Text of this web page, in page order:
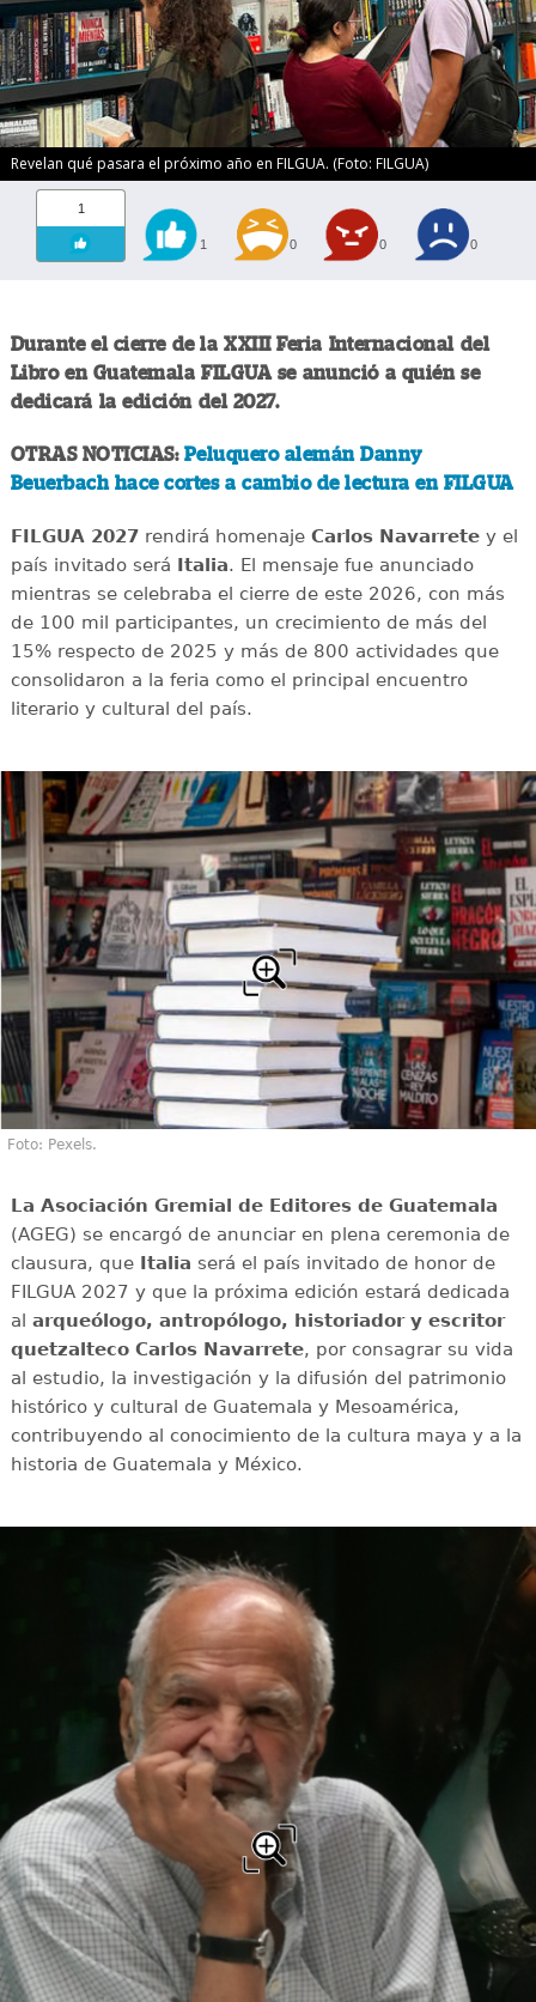
Revelan qué pasara el próximo año en FILGUA. (Foto: FILGUA)
1
1 0 0 0
Durante el cierre de la XXIII Feria Internacional del
Libro en Guatemala FILGUA se anunció a quién se
dedicará la edición del 2027.
OTRAS NOTICIAS: Peluquero alemán Danny
Beuerbach hace cortes a cambio de lectura en FILGUA
FILGUA 2027rendirá homenaje Carlos Navarretey el
país invitado será Italia. El mensaje fue anunciado
mientras se celebraba el cierre de este 2026, con más
de 100 mil participantes, un crecimiento de más del
15% respecto de 2025 y más de 800 actividades que
consolidaron a la feria como el principal encuentro
literario y cultural del país.
Foto: Pexels.
La Asociación Gremial de Editores de Guatemala
(AGEG) se encargó de anunciar en plena ceremonia de
clausura, queItalia será el país invitado de honor de
FILGUA 2027 y que la próxima edición estará dedicada
al arqueólogo, antropólogo, historiador y escritor
quetzalteco Carlos Navarrete, por consagrar su vida
al estudio, la investigación y la difusión del patrimonio
histórico y cultural de Guatemala y Mesoamérica,
contribuyendo al conocimiento de la cultura maya y a la
historia de Guatemala y México.